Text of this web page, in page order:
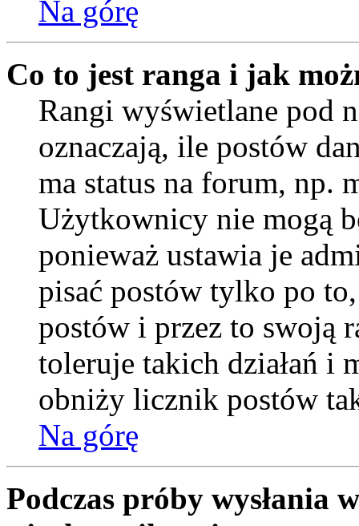
Na górę
Co to jest ranga i jak
Rangi wyświetlane pod
oznaczają, ile postów
ma status na forum, np.
Użytkownicy nie mogą
ponieważ ustawia je
pisać postów tylko po
postów i przez to swoją
toleruje takich działań i
obniży licznik postów
Na górę
Podczas próby wysłania